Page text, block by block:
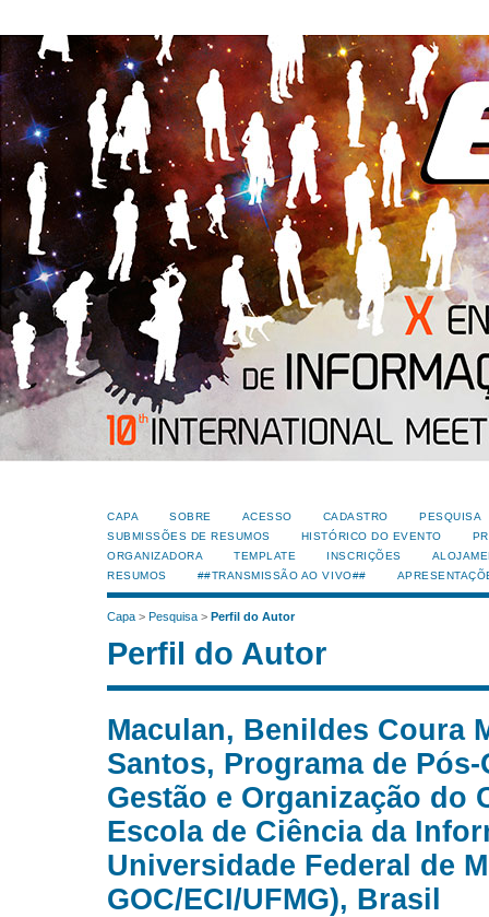
CAPA SOBRE ACESSO CADASTRO
PESQUISA
SUBMISSÕES DE RESUMOS
HISTÓRICO DO EVENTO
ORGANIZADORA
TEMPLATE INSCRIÇÕES
RESUMOS
##TRANSMISSÃO AO VIVO##
Capa > Pesquisa > Perfil do Autor
Perfil do Autor
Maculan, Benildes Coura
Santos, Programa de
Gestão e Organização do
Escola de Ciência da
Universidade Federal de
GOC/ECI/UFMG), Brasil